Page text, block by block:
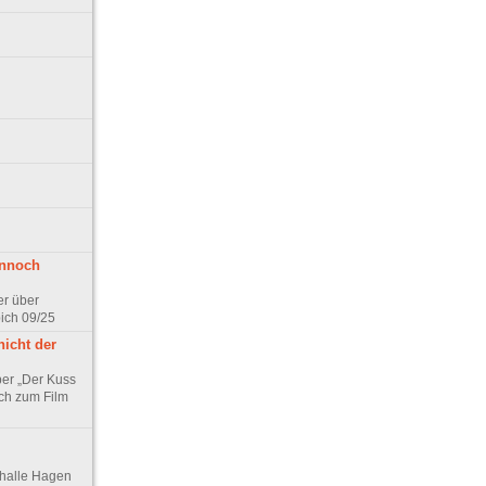
über
09/25
der
„Der Kuss
zum Film
Hagen